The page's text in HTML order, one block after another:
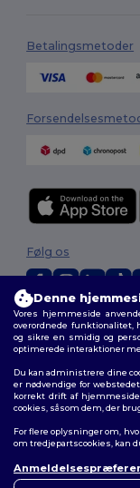
Betalingsmetoder
2026.
Vilkår og Betingelser|
cookies|Sitemap
Følg os
Denne
Vores hjemmeside
overordnede funktionalitet,
og sikre en smidig og
optimerede interaktioner
Du kan administrere dine
er nødvendige for
korrekt drift af
cookies, såsom dem, der
For flere oplysninger om,
om tredjepartscookies, kan